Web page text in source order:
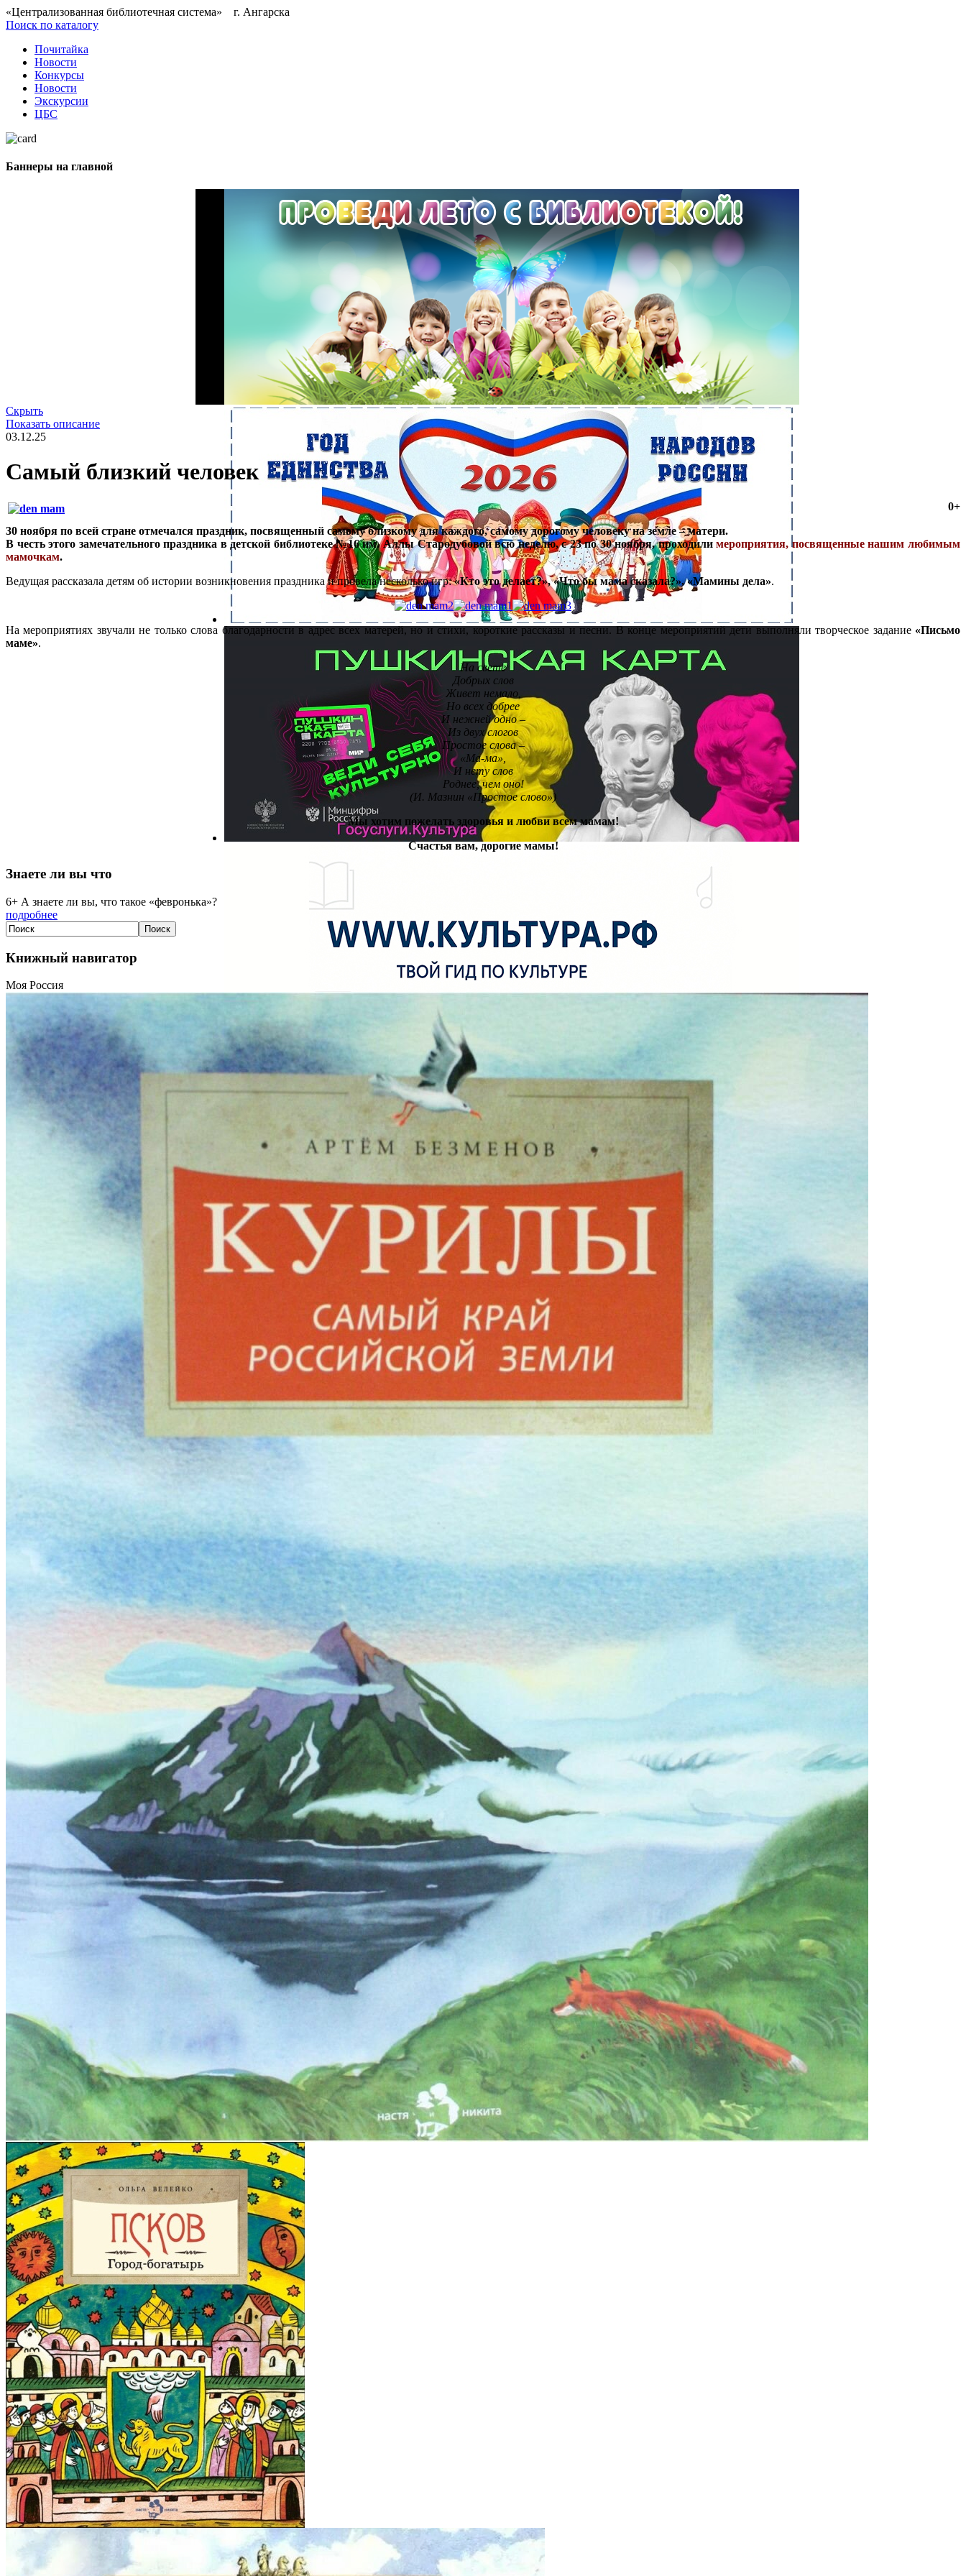
«Централизованная библиотечная система» г. Ангарска
Поиск по каталогу
Почитайка
Новости
Конкурсы
Новости
Экскурсии
ЦБС
Баннеры на главной
Скрыть
Показать описание
03.12.25
Самый близкий человек
0+
30 ноября по всей стране отмечался праздник, посвященный самому близкому для каждого, самому дорогому человеку на земле – матери.
В честь этого замечательного праздника в детской библиотеке №16 им. Аллы Стародубовой всю неделю, с 23 по 30 ноября, проходилимероприятия, посвященные нашим любимым
мамочкам.
Ведущая рассказала детям об истории возникновения праздника и провела несколько игр:«Кто это делает?», «Что бы мама сказала?», «Мамины дела».
На мероприятиях звучали не только слова благодарности в адрес всех матерей, но и стихи, короткие рассказы и песни. В конце мероприятий дети выполняли творческое задание «Письмо
маме».
На свете
Добрых слов
Живет немало,
Но всех добрее
И нежней одно –
Из двух слогов
Простое слова –
«Ма-ма»,
И нету слов
Роднее, чем оно!
(И. Мазнин «Простое слово»)
Мы хотим пожелать здоровья и любви всем мамам!
Счастья вам, дорогие мамы!
Знаете ли вы что
6+ А знаете ли вы, что такое «февронька»?
подробнее
Книжный навигатор
Моя Россия